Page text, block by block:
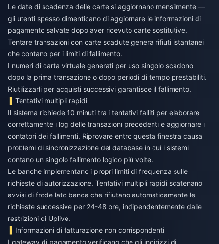
Le date di scadenza delle carte si aggiornano mensilmente —
gli utenti spesso dimenticano di aggiornare le informazioni di
pagamento salvate dopo aver ricevuto carte sostitutive.
Tentare transazioni con carte scadute genera rifiuti istantanei
che contano per i limiti di fallimento.
I numeri di carta virtuale generati per uso singolo scadono
dopo la prima transazione o dopo periodi di tempo prestabiliti.
Riutilizzarli per acquisti successivi garantisce il fallimento.
Tentativi multipli rapidi
Il sistema richiede 10 minuti tra i tentativi falliti per elaborare
correttamente i log delle transazioni precedenti e aggiornare i
contatori dei fallimenti. Riprovare entro questa finestra causa
problemi di sincronizzazione del database in cui i sistemi
contano un singolo fallimento logico più volte.
Le banche implementano i propri limiti di frequenza sulle
richieste di autorizzazione. Tentativi multipli rapidi scatenano
avvisi di frode lato banca che rifiutano automaticamente le
richieste successive per 24-48 ore, indipendentemente dalle
restrizioni di Uplive.
Informazioni di fatturazione non corrispondenti
I gateway di pagamento verificano che gli indirizzi di